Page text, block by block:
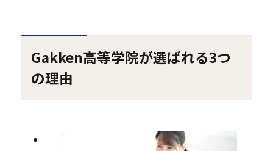
開
き
ま
Gakken高等学院が選ばれる3つ
の理由